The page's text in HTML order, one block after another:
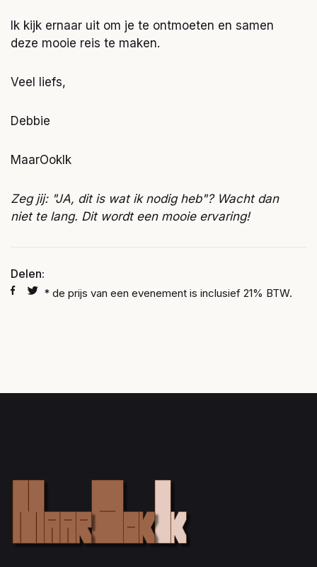
Ik kijk ernaar uit om je te ontmoeten en samen
deze mooie reis te maken.
Veel liefs,
Debbie
MaarOokIk
Zeg jij: "JA, dit is wat ik nodig heb"? Wacht dan
niet te lang. Dit wordt een mooie ervaring!
Delen:
* de prijs van een evenement is inclusief 21% BTW.